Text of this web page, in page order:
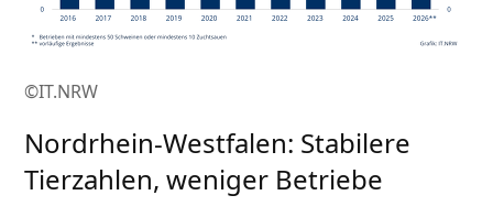
©IT.NRW
Nordrhein‑Westfalen: Stabilere
Tierzahlen, weniger Betriebe